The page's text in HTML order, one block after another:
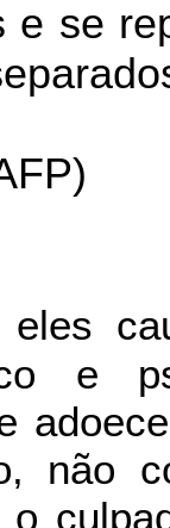
se
eles
e
não